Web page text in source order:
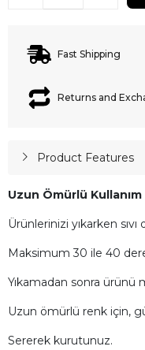
Fast Shipping
Returns and
Product Features
Uzun Ömürlü
Ürünlerinizi yıkarken sıvı
Maksimum 30 ile 40
Yıkamadan sonra
Uzun ömürlü renk için,
Sererek kurutunuz.